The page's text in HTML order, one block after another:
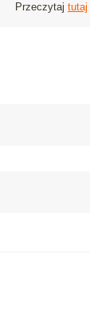
Przeczytaj tutaj